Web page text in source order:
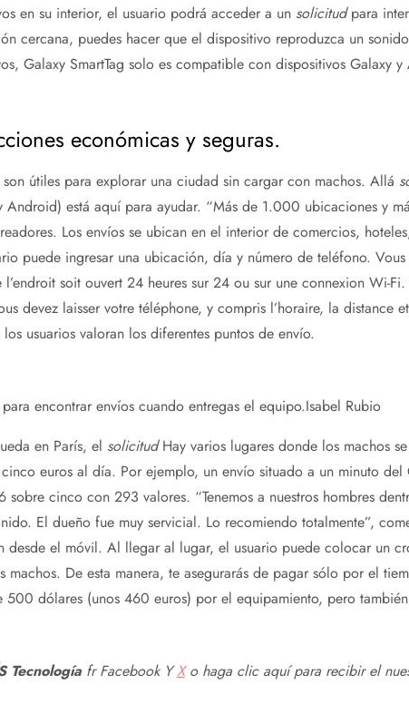
en su interior, el usuario podrá acceder a un solicitudpara
cercana, puedes hacer que el dispositivo reproduzca un
Galaxy SmartTag solo es compatible con dispositivos Galaxy
económicas y seguras.
útiles para explorar una ciudad sin cargar con machos. Allá
está aquí para ayudar. “Más de 1.000 ubicaciones y
Los envíos se ubican en el interior de comercios,
puede ingresar una ubicación, día y número de teléfono.
soit ouvert 24 heures sur 24 ou sur une connexion Wi-
devez laisser votre téléphone, y compris l’horaire, la distance
usuarios valoran los diferentes puntos de envío.
encontrar envíos cuando entregas el equipo.Isabel Rubio
en París, el solicitudHay varios lugares donde los machos
euros al día. Por ejemplo, un envío situado a un minuto
cinco con 293 valores. “Tenemos a nuestros hombres
El dueño fue muy servicial. Lo recomiendo totalmente”,
desde el móvil. Al llegar al lugar, el usuario puede colocar un
machos. De esta manera, te asegurarás de pagar sólo por el
500 dólares (unos 460 euros) por el equipamiento, pero
TecnologíafrFacebookYXo haga clic aquí para recibir el